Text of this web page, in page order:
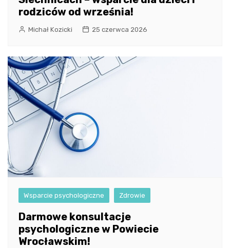
rodziców od września!
Michał Kozicki 25 czerwca 2026
Wsparcie psychologiczne Zdrowie
Darmowe konsultacje
psychologiczne w Powiecie
Wrocławskim!